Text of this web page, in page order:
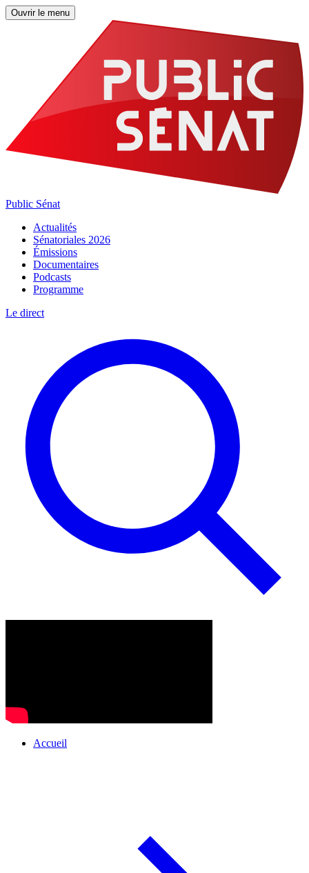
Ouvrir le menu
Public Sénat
Actualités
Sénatoriales 2026
Émissions
Documentaires
Podcasts
Programme
Le direct
Accueil